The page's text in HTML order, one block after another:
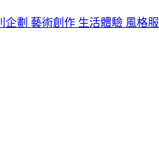
企劃 藝術創作 生活體驗 風格